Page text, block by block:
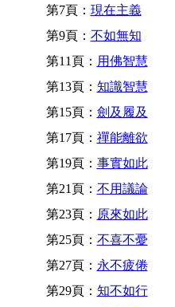
第7頁： 現在主義
第9頁： 不如無知
第11頁： 用佛智慧
第13頁： 知識智慧
第15頁： 劍及履及
第17頁： 禪能離欲
第19頁： 事實如此
第21頁： 不用議論
第23頁： 原來如此
第25頁： 不喜不憂
第27頁： 永不疲倦
第29頁： 知不如行